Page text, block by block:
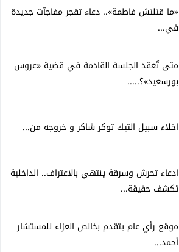
«ما قتلتش فاطمة».. دعاء تفجر مفاجآت جديدة
في...
متى تُعقد الجلسة القادمة في قضية «عروس
بورسعيد»؟.....
اخلاء سبيل التيك توكر شاكر و خروجه من...
ادعاء تحرش وسرقة ينتهي بالاعتراف.. الداخلية
تكشف حقيقة...
موقع رأي عام يتقدم بخالص العزاء للمستشار
أحمد...